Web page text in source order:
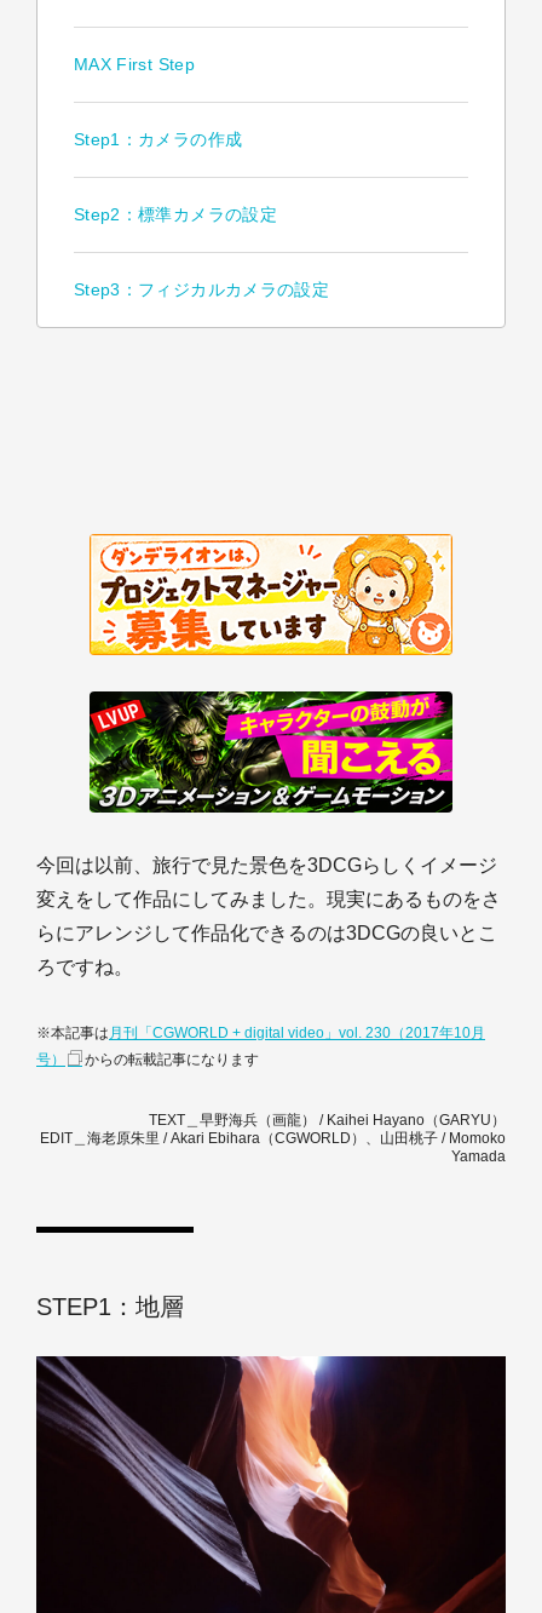
MAX First Step
Step1：カメラの作成
Step2：標準カメラの設定
Step3：フィジカルカメラの設定
今回は以前、旅行で見た景色を3DCGらしくイメージ
変えをして作品にしてみました。現実にあるものをさ
らにアレンジして作品化できるのは3DCGの良いとこ
ろですね。
※本記事は 月刊「CGWORLD + digital video」vol. 230（2017年10月
号）
からの転載記事になります
TEXT＿早野海兵（画龍） / Kaihei Hayano（GARYU）
EDIT＿海老原朱里 / Akari Ebihara（CGWORLD）、山田桃子 / Momoko
Yamada
STEP1：地層